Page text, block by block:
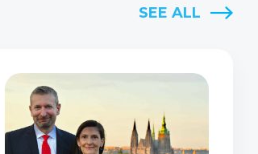
SEE ALL